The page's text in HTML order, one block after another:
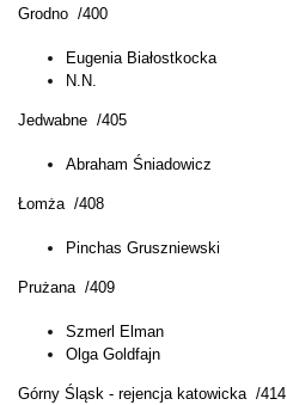
Grodno /400
Eugenia Białostkocka
N.N.
Jedwabne /405
Abraham Śniadowicz
Łomża /408
Pinchas Gruszniewski
Prużana /409
Szmerl Elman
Olga Goldfajn
Górny Śląsk - rejencja katowicka /414